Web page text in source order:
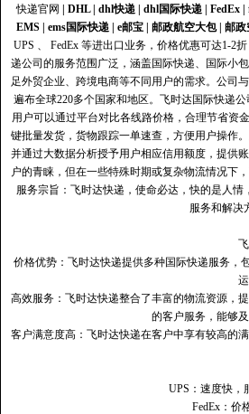
快递官网
DHL| dhl快递| dhl国际快递| FedEx|
EMS| ems国际快递| e邮宝| 邮政航空大包| 邮政
UPS 、 FedEx 等进出口业务，价格优惠可达1-2
递公司的服务范围广泛，涵盖国际快递、国际小
足外贸企业、跨境电商等不同用户的需求。公司
遍布全球220多个国家和地区。飞时达国际快递
用户可以通过平台对比各线路价格，合理节省资
键批量发货，货物跟踪一单速查，方便用户操作
并通过大数据分析授予用户相应信用额度，提供
户的青睐，但在一些特殊时期或复杂物流情况下
服务宗旨：飞时达快递，使命必达，快的是人
服务和解决
价格优势：飞时达快递提供多种国际快递服务，
高效服务：飞时达快递整合了丰富的物流资源，
的客户服务，能够
客户满意度高‌：飞时达快递在客户中享有较高的
UPS：速度快，
FedEx：价